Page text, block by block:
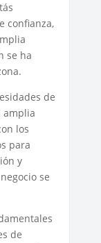
confianza,
se ha
de
amplia
los
para
y
se
de